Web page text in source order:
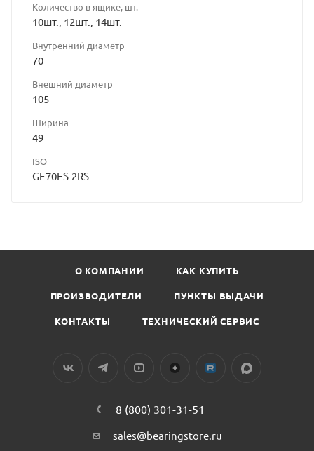
Количество в ящике, шт.
10шт., 12шт., 14шт.
Внутренний диаметр
70
Внешний диаметр
105
Ширина
49
ISO
GE70ES-2RS
О КОМПАНИИ КАК КУПИТЬ
ПРОИЗВОДИТЕЛИ ПУНКТЫ ВЫДАЧИ
КОНТАКТЫ ТЕХНИЧЕСКИЙ СЕРВИС
8 (800) 301-31-51
sales@bearingstore.ru